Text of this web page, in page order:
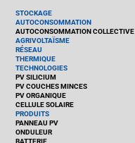
STOCKAGE
AUTOCONSOMMATION
AUTOCONSOMMATION COLLECTIVE
AGRIVOLTAÏSME
RÉSEAU
THERMIQUE
TECHNOLOGIES
PV SILICIUM
PV COUCHES MINCES
PV ORGANIQUE
CELLULE SOLAIRE
PRODUITS
PANNEAU PV
ONDULEUR
BATTERIE